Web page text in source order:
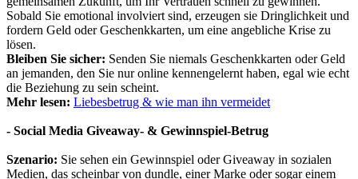
Sobald Sie emotional involviert sind, erzeugen sie Dringlichkeit und
fordern Geld oder Geschenkkarten, um eine angebliche Krise zu
lösen.
Bleiben Sie sicher: Senden Sie niemals Geschenkkarten oder Geld
an jemanden, den Sie nur online kennengelernt haben, egal wie echt
die Beziehung zu sein scheint.
Mehr lesen: Liebesbetrug & wie man ihn vermeidet
- Social Media Giveaway- & Gewinnspiel-Betrug
Szenario: Sie sehen ein Gewinnspiel oder Giveaway in sozialen
Medien, das scheinbar von dundle, einer Marke oder sogar einem